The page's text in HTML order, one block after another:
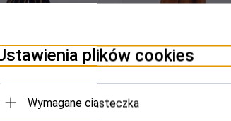
teatralny - Cyrano
de Bergerac
Kostium teatralny -
Dworzanka
plików cookies
Wymagane ciasteczka